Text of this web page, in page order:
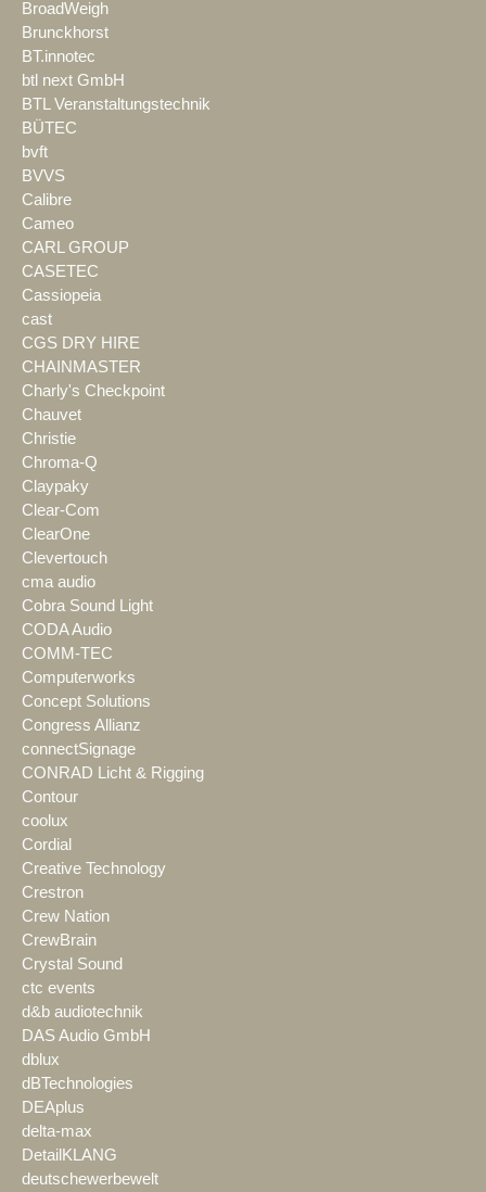
BroadWeigh
Brunckhorst
BT.innotec
btl next GmbH
BTL Veranstaltungstechnik
BÜTEC
bvft
BVVS
Calibre
Cameo
CARL GROUP
CASETEC
Cassiopeia
cast
CGS DRY HIRE
CHAINMASTER
Charly's Checkpoint
Chauvet
Christie
Chroma-Q
Claypaky
Clear-Com
ClearOne
Clevertouch
cma audio
Cobra Sound Light
CODA Audio
COMM-TEC
Computerworks
Concept Solutions
Congress Allianz
connectSignage
CONRAD Licht & Rigging
Contour
coolux
Cordial
Creative Technology
Crestron
Crew Nation
CrewBrain
Crystal Sound
ctc events
d&b audiotechnik
DAS Audio GmbH
dblux
dBTechnologies
DEAplus
delta-max
DetailKLANG
deutschewerbewelt